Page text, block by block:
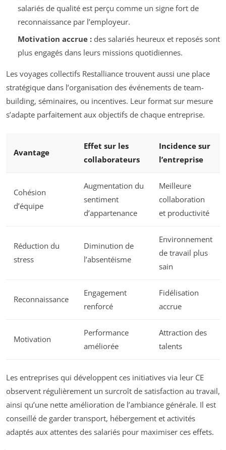
salariés de qualité est perçu comme un signe fort de
reconnaissance par l’employeur.
Motivation accrue :des salariés heureux et reposés sont
plus engagés dans leurs missions quotidiennes.
Les voyages collectifs Restalliance trouvent aussi une place
stratégique dans l’organisation des événements de team-
building, séminaires, ou incentives. Leur format sur mesure
s’adapte parfaitement aux objectifs de chaque entreprise.
Avantage
Effet sur les
collaborateurs
Incidence sur
l’entreprise
Cohésion
d’équipe
Augmentation du
sentiment
d’appartenance
Meilleure
collaboration
et productivité
Réduction du
stress
Diminution de
l’absentéisme
Environnement
de travail plus
sain
Reconnaissance
Engagement
renforcé
Fidélisation
accrue
Motivation
Performance
améliorée
Attraction des
talents
Les entreprises qui développent ces initiatives via leur CE
observent régulièrement un surcroît de satisfaction au travail,
ainsi qu’une nette amélioration de l’ambiance générale. Il est
conseillé de garder transport, hébergement et activités
adaptés aux attentes des salariés pour maximiser ces effets.